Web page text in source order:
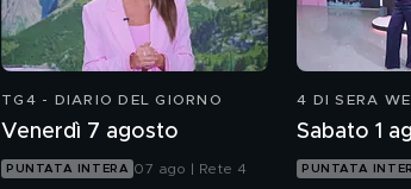
TG4 - DIARIO DEL GIORNO
Venerdì 7 agosto
PUNTATA INTERA 07 ago | Rete 4
4 DI SERA
Sabato 1
PUNTATA